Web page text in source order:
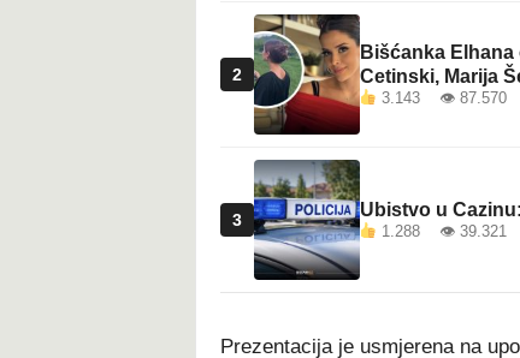
2
Bišćanka Elhana
Cetinski, Marija
3.143 👁 87.570
3 Ubistvo u
1.288 👁 39.321
Prezentacija je usmjerena na